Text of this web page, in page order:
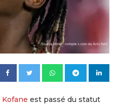
est passé du statut